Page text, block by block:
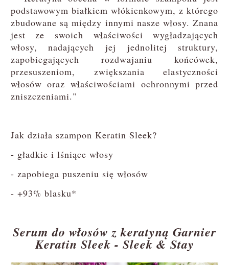
podstawowym białkiem włókienkowym, z którego
zbudowane są między innymi nasze włosy. Znana
jest ze swoich właściwości wygładzających
włosy, nadających jej jednolitej struktury,
zapobiegających rozdwajaniu końcówek,
przesuszeniom, zwiększania elastyczności
włosów oraz właściwościami ochronnymi przed
zniszczeniami."
Jak działa szampon Keratin Sleek?
- gładkie i lśniące włosy
- zapobiega puszeniu się włosów
- +93% blasku*
Serum do włosów z keratyną Garnier
Keratin Sleek - Sleek & Stay